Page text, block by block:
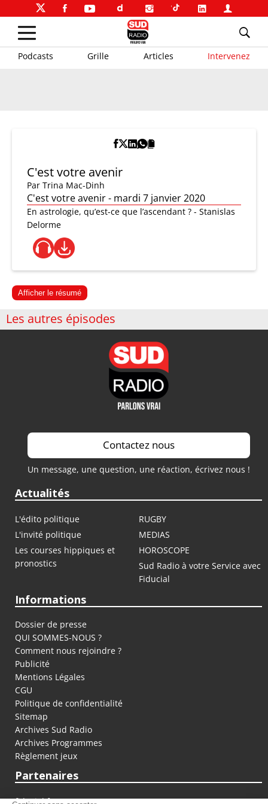
Podcasts Grille Articles Intervenez
C'est votre avenir
Par Trina Mac-Dinh
C'est votre avenir - mardi 7 janvier 2020
En astrologie, qu’est-ce que l’ascendant ? - Stanislas
Delorme
Afficher le résumé
Les autres épisodes
Contactez nous
Un message, une question, une réaction, écrivez nous !
Actualités
L'édito politique
RUGBY
L'invité politique
MEDIAS
Les courses hippiques et
pronostics
HOROSCOPE
Sud Radio à votre Service avec
Fiducial
Informations
Dossier de presse
QUI SOMMES-NOUS ?
Comment nous rejoindre ?
Publicité
Mentions Légales
CGU
Politique de confidentialité
Sitemap
Archives Sud Radio
Archives Programmes
Règlement jeux
Partenaires
fiducial.fr